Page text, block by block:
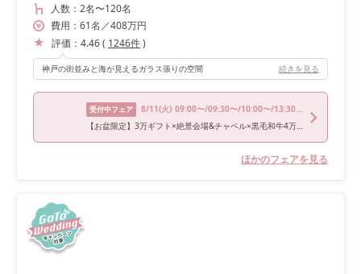
人数： 2名〜120名
費用： 61名 ／408万円
評価： 4.46( 1246件)
神戸の街並みと海が見えるガラス張りの空間 続きを見る
受付中フェア 8/11(火) 09:00〜/09:30〜/10:00〜/13:30〜/17:30〜
【お盆限定】3万ギフト×絶景会場&チャペル×黒毛和牛4万試食
ほかのフェアを見る